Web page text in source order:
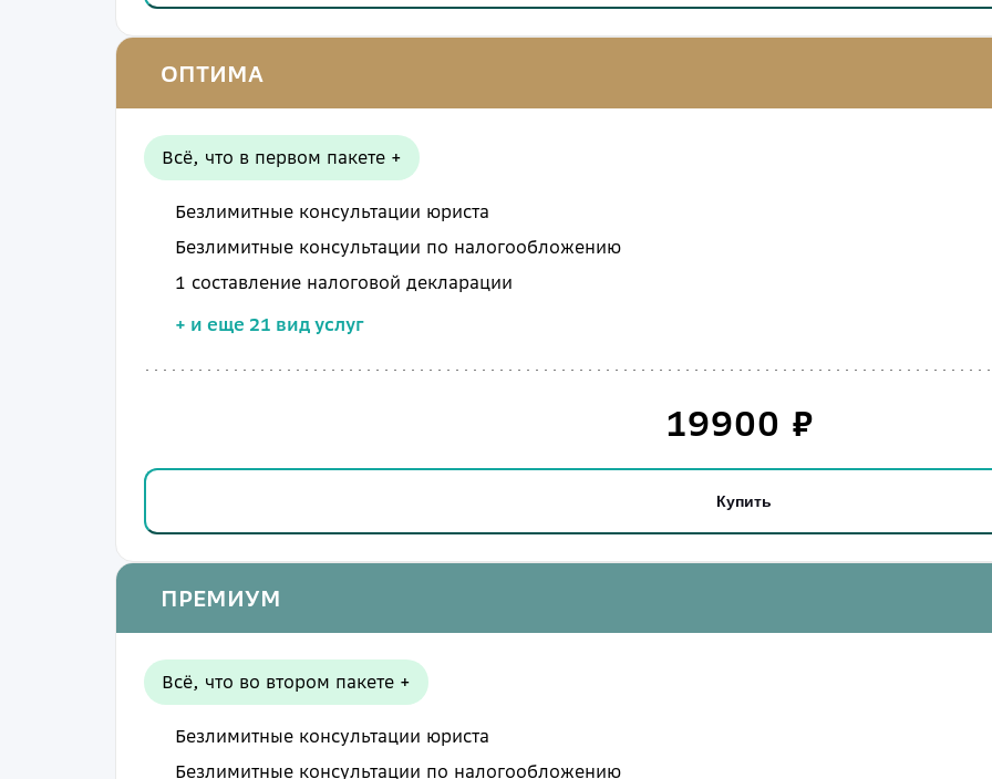
ОПТИМА
Всё, что в первом пакете +
Безлимитные консультации юриста
Безлимитные консультации по налогообложению
1 составление налоговой декларации
+ и еще 21 вид услуг
19900 ₽
Купить
ПРЕМИУМ
Всё, что во втором пакете +
Безлимитные консультации юриста
Безлимитные консультации по налогообложению